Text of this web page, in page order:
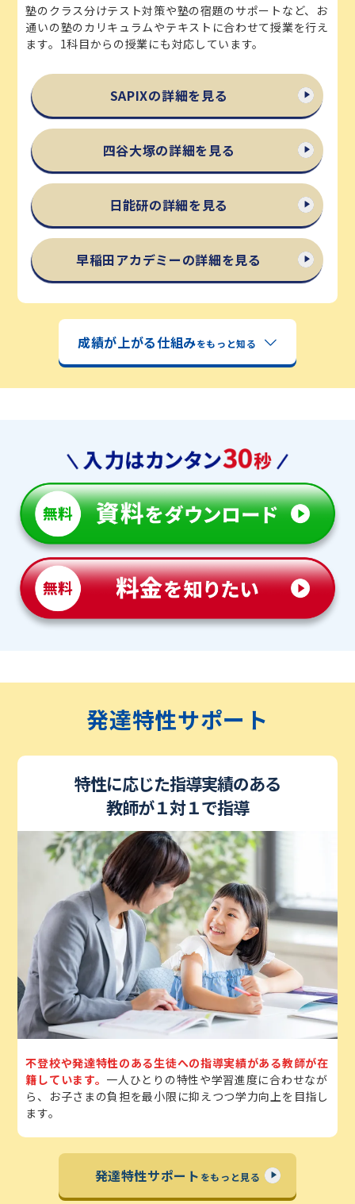
塾のクラス分けテスト対策や塾の宿題のサポートなど、お
通いの塾のカリキュラムやテキストに合わせて授業を行え
ます。1科目からの授業にも対応しています。
SAPIXの詳細を見る
四谷大塚の詳細を見る
日能研の詳細を見る
早稲田アカデミーの詳細を見る
成績が上がる仕組みをもっと知る
発達特性サポート
特性に応じた指導実績のある
教師が１対１で指導
不登校や発達特性のある生徒への指導実績がある教師が在
籍しています。 一人ひとりの特性や学習進度に合わせなが
ら、お子さまの負担を最小限に抑えつつ学力向上を目指し
ます。
発達特性サポート をもっと見る